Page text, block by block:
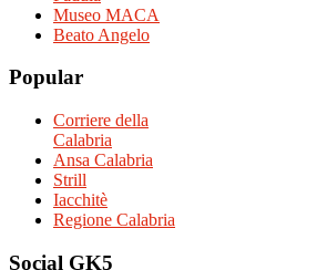
Museo MACA
Beato Angelo
Popular
Corriere della
Calabria
Ansa Calabria
Strill
Iacchitè
Regione Calabria
Social GK5